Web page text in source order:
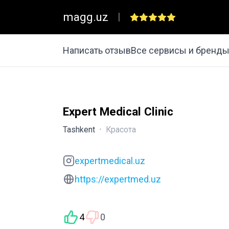
magg.uz |
Написать отзывВсе сервисы и бренды
Expert Medical Clinic
Tashkent · Красота
expertmedical.uz
https://expertmed.uz
4 0